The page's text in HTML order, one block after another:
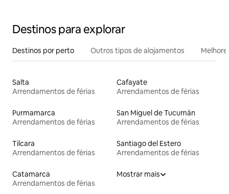
Destinos para explorar
Destinos por perto Outros tipos de alojamentos
Salta
Arrendamentos de férias
Cafayate
Arrendamentos de férias
Purmamarca
Arrendamentos de férias
San Miguel de Tucumán
Arrendamentos de férias
Tilcara
Arrendamentos de férias
Santiago del Estero
Arrendamentos de férias
Catamarca
Arrendamentos de férias
Mostrar mais